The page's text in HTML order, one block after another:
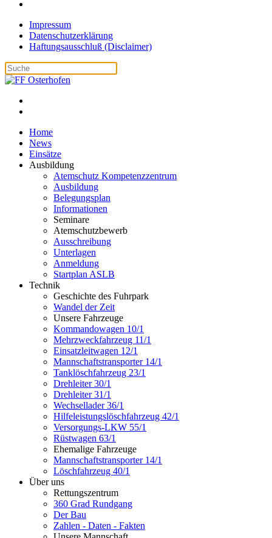
Impressum
Datenschutzerklärung
Haftungsausschluß (Disclaimer)
Home
News
Einsätze
Ausbildung
Atemschutz Kompetenzzentrum
Ausbildung
Belegungsplan
Informationen
Seminare
Atemschutzbewerb
Ausschreibung
Unterlagen
Anmeldung
Startplan ASLB
Technik
Geschichte des Fuhrpark
Wandel der Zeit
Unsere Fahrzeuge
Kommandowagen 10/1
Mehrzweckfahrzeug 11/1
Einsatzleitwagen 12/1
Mannschaftstransporter 14/1
Tanklöschfahrzeug 23/1
Drehleiter 30/1
Drehleiter 31/1
Wechsellader 36/1
Hilfeleistungslöschfahrzeug 42/1
Versorgungs-LKW 55/1
Rüstwagen 63/1
Ehemalige Fahrzeuge
Mannschaftstransporter 14/1
Löschfahrzeug 40/1
Über uns
Rettungszentrum
360 Grad Rundgang
Der Bau
Zahlen - Daten - Fakten